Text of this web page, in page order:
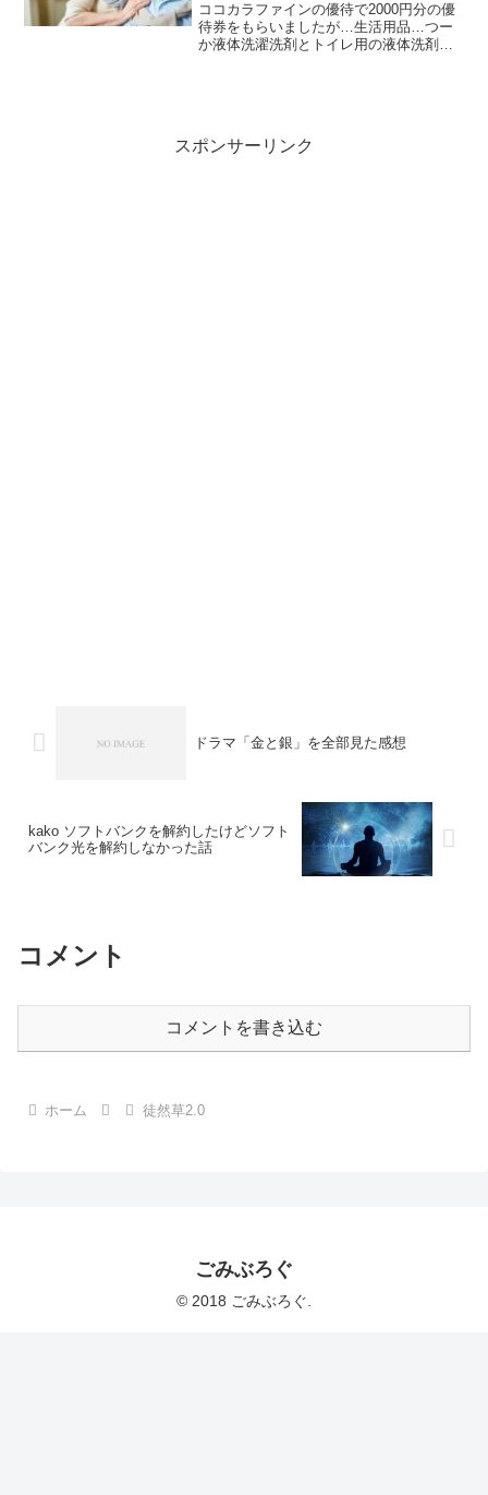
ココカラファインの優待で2000円分の優
待券をもらいましたが…生活用品…つー
か液体洗濯洗剤とトイレ用の液体洗剤に
スポンサーリンク
ドラマ「金と銀」を全部見た感想
kako ソフトバンクを解約したけどソフト
バンク光を解約しなかった話
コメント
コメントを書き込む
ホーム 徒然草2.0
ごみぶろぐ
© 2018 ごみぶろぐ.